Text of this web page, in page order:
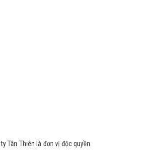
Tân Thiên là đơn vị độc quyền